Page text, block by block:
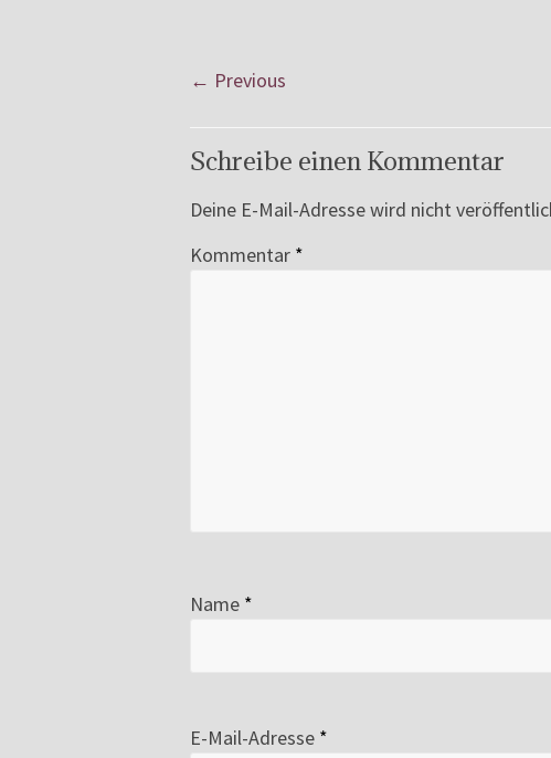
← Previous
Schreibe einen Kommentar
Deine E-Mail-Adresse wird nicht
Kommentar *
Name *
E-Mail-Adresse *